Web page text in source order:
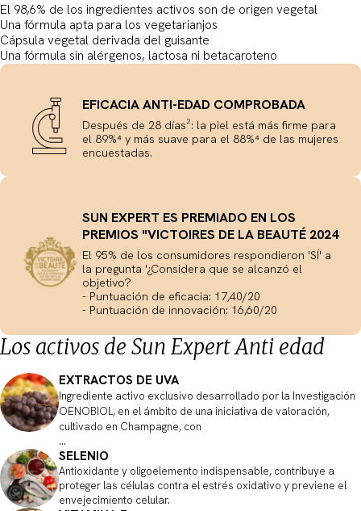
El 98,6% de los ingredientes activos son de origen vegetal
Una fórmula apta para los vegetarianjos
Cápsula vegetal derivada del guisante
Una fórmula sin alérgenos, lactosa ni betacaroteno
EFICACIA ANTI-EDAD COMPROBADA
Después de 28 días²: la piel está más firme para
el 89%⁴ y más suave para el 88%⁴ de las mujeres
encuestadas.
SUN EXPERT ES PREMIADO EN LOS
PREMIOS "VICTOIRES DE LA BEAUTÉ 2024
El 95% de los consumidores respondieron 'SÍ' a
la pregunta '¿Considera que se alcanzó el
objetivo?
- Puntuación de eficacia: 17,40/20
- Puntuación de innovación: 16,60/20
Los activos de Sun Expert Anti edad
EXTRACTOS DE UVA
Ingrediente activo exclusivo desarrollado por la Investigación
OENOBIOL, en el ámbito de una iniciativa de valoración,
cultivado en Champagne, con
...
SELENIO
Antioxidante y oligoelemento indispensable, contribuye a
proteger las células contra el estrés oxidativo y previene el
envejecimiento celular.